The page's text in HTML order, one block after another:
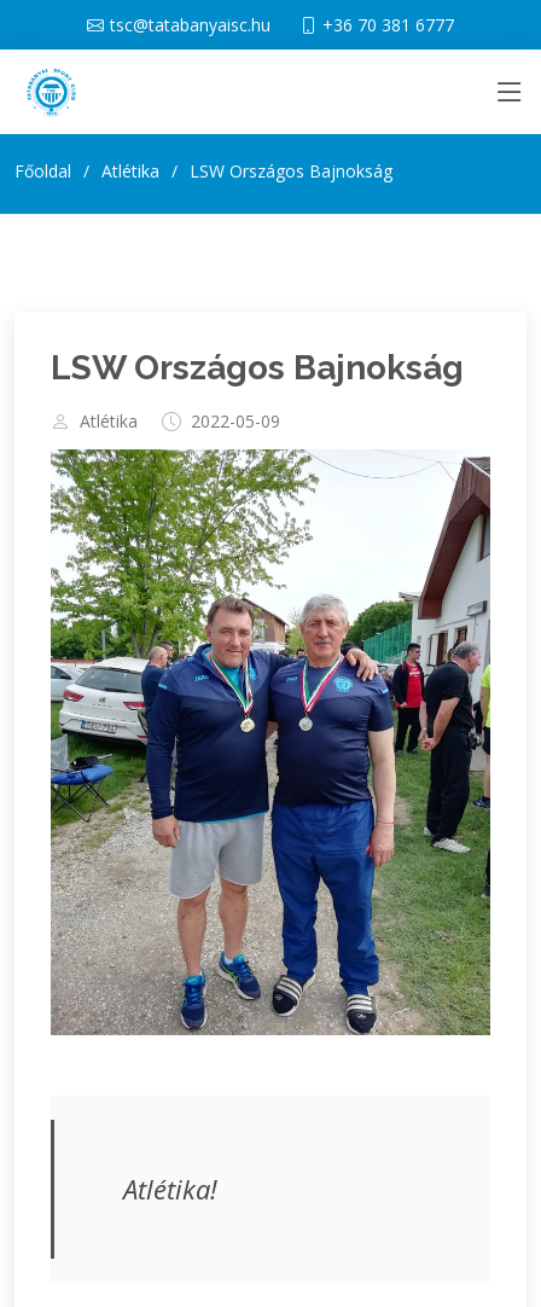
tsc@tatabanyaisc.hu +36 70 381 6777
Főoldal Atlétika LSW Országos Bajnokság
LSW Országos Bajnokság
Atlétika 2022-05-09
Atlétika!